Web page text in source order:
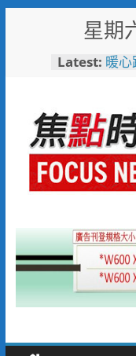
星期
Latest: 暖
埔
警友
送上
守望
聯手
歡慶